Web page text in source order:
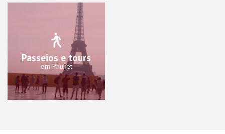
Passeios e tours
em Phuket